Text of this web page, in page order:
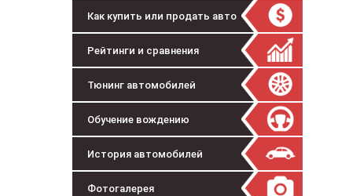
Как купить или продать авто
Рейтинги и сравнения
Тюнинг автомобилей
Обучение вождению
История автомобилей
Фотогалерея